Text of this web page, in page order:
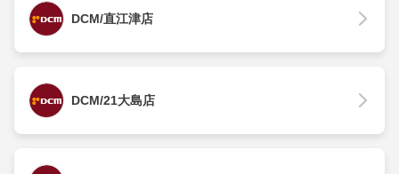
DCM/直江津店
DCM/21大島店